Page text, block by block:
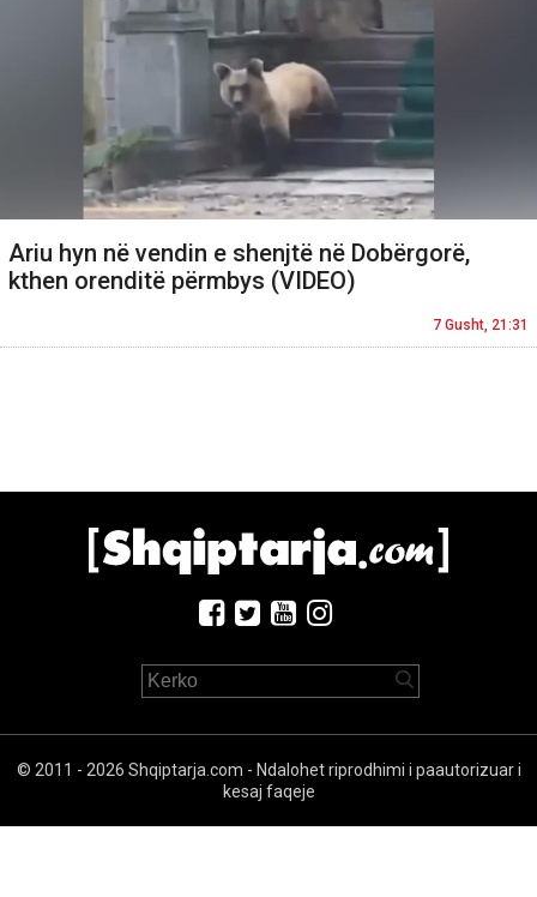
Ariu hyn në vendin e shenjtë në Dobërgorë,
kthen orenditë përmbys (VIDEO)
7 Gusht, 21:31
© 2011 - 2026 Shqiptarja.com - Ndalohet riprodhimi i paautorizuar i
kesaj faqeje